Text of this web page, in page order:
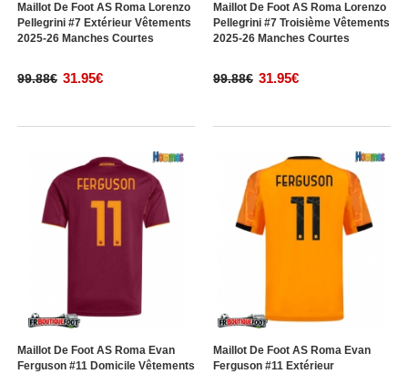
Maillot De Foot AS Roma Lorenzo
Pellegrini #7 Extérieur Vêtements
2025-26 Manches Courtes
99.88€ 31.95€
Maillot De Foot AS Roma Lorenzo
Pellegrini #7 Troisième Vêtements
2025-26 Manches Courtes
99.88€ 31.95€
Maillot De Foot AS Roma Evan
Ferguson #11 Domicile Vêtements
Maillot De Foot AS Roma Evan
Ferguson #11 Extérieur